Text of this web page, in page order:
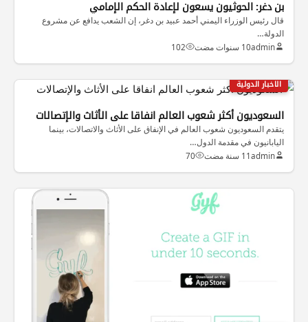
بن دغر: الحوثيون يسعون لإعادة الحكم الإمامي
قال رئيس الوزراء اليمني أحمد عبيد بن دغر، إن الشعب يدافع عن مشروع
الدولة…
admin10 سنوات مضت 102
الاخبار الدولية
السعوديون أكثر شعوب العالم انفاقا على الأثاث والإتصالات
يتقدم السعوديون شعوب العالم في الإنفاق على الأثاث والاتصالات، بينما
اليابانيون في مقدمة الدول…
admin11 سنة مضت 70